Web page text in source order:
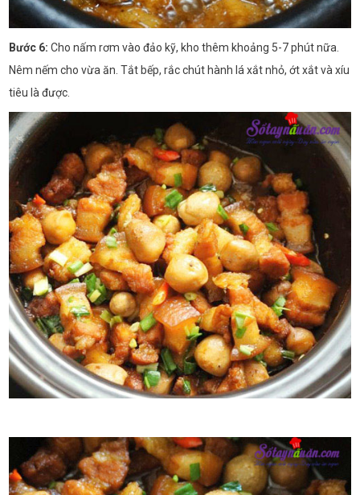
Bước 6: Cho nấm rơm vào đảo kỹ, kho thêm khoảng 5-7 phút nữa.
Nêm nếm cho vừa ăn. Tắt bếp, rắc chút hành lá xắt nhỏ, ớt xắt và xíu
tiêu là được.